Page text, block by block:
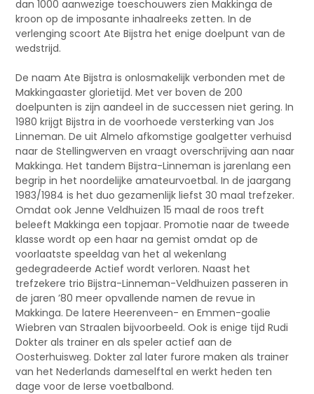
dan 1000 aanwezige toeschouwers zien Makkinga de
kroon op de imposante inhaalreeks zetten. In de
verlenging scoort Ate Bijstra het enige doelpunt van de
wedstrijd.
De naam Ate Bijstra is onlosmakelijk verbonden met de
Makkingaaster glorietijd. Met ver boven de 200
doelpunten is zijn aandeel in de successen niet gering. In
1980 krijgt Bijstra in de voorhoede versterking van Jos
Linneman. De uit Almelo afkomstige goalgetter verhuisd
naar de Stellingwerven en vraagt overschrijving aan naar
Makkinga. Het tandem Bijstra-Linneman is jarenlang een
begrip in het noordelijke amateurvoetbal. In de jaargang
1983/1984 is het duo gezamenlijk liefst 30 maal trefzeker.
Omdat ook Jenne Veldhuizen 15 maal de roos treft
beleeft Makkinga een topjaar. Promotie naar de tweede
klasse wordt op een haar na gemist omdat op de
voorlaatste speeldag van het al wekenlang
gedegradeerde Actief wordt verloren. Naast het
trefzekere trio Bijstra-Linneman-Veldhuizen passeren in
de jaren ’80 meer opvallende namen de revue in
Makkinga. De latere Heerenveen- en Emmen-goalie
Wiebren van Straalen bijvoorbeeld. Ook is enige tijd Rudi
Dokter als trainer en als speler actief aan de
Oosterhuisweg. Dokter zal later furore maken als trainer
van het Nederlands dameselftal en werkt heden ten
dage voor de Ierse voetbalbond.